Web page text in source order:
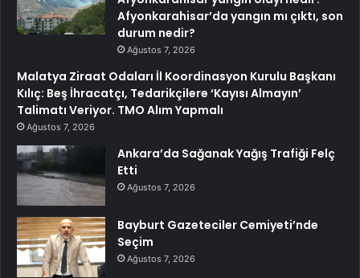
Afyonkarahisar’da yangın mı çıktı, son
durum nedir?
Ağustos 7, 2026
Malatya Ziraat Odaları İl Koordinasyon Kurulu Başkanı
Kılıç: Beş İhracatçı, Tedarikçilere ‘Kayısı Almayın’
Talimatı Veriyor. TMO Alım Yapmalı
Ağustos 7, 2026
Ankara’da Sağanak Yağış Trafiği Felç
Etti
Ağustos 7, 2026
Bayburt Gazeteciler Cemiyeti’nde
Seçim
Ağustos 7, 2026